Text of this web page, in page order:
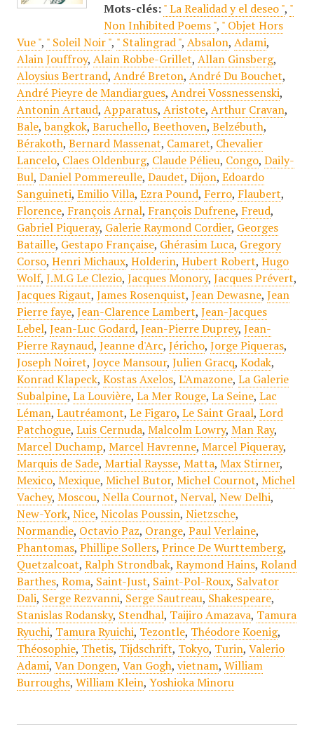
Mots-clés: " La Realidad y el deseo ", "
Non Inhibited Poems ", " Objet Hors
Vue ", " Soleil Noir ", " Stalingrad ", Absalon, Adami,
Alain Jouffroy, Alain Robbe-Grillet, Allan Ginsberg,
Aloysius Bertrand, André Breton, André Du Bouchet,
André Pieyre de Mandiargues, Andrei Vossnessenski,
Antonin Artaud, Apparatus, Aristote, Arthur Cravan,
Bale,bangkok, Baruchello, Beethoven, Belzébuth,
Bérakoth, Bernard Massenat, Camaret, Chevalier
Lancelo, Claes Oldenburg, Claude Pélieu, Congo, Daily-
Bul, Daniel Pommereulle, Daudet, Dijon, Edoardo
Sanguineti, Emilio Villa, Ezra Pound, Ferro, Flaubert,
Florence, François Arnal, François Dufrene, Freud,
Gabriel Piqueray, Galerie Raymond Cordier, Georges
Bataille, Gestapo Française, Ghérasim Luca, Gregory
Corso, Henri Michaux, Holderin, Hubert Robert, Hugo
Wolf, J.M.G Le Clezio, Jacques Monory, Jacques Prévert,
Jacques Rigaut, James Rosenquist, Jean Dewasne, Jean
Pierre faye, Jean-Clarence Lambert, Jean-Jacques
Lebel, Jean-Luc Godard, Jean-Pierre Duprey, Jean-
Pierre Raynaud, Jeanne d'Arc, Jéricho, Jorge Piqueras,
Joseph Noiret, Joyce Mansour, Julien Gracq, Kodak,
Konrad Klapeck, Kostas Axelos, L'Amazone, La Galerie
Subalpine, La Louvière, La Mer Rouge, La Seine, Lac
Léman, Lautréamont, Le Figaro, Le Saint Graal, Lord
Patchogue, Luis Cernuda, Malcolm Lowry, Man Ray,
Marcel Duchamp, Marcel Havrenne, Marcel Piqueray,
Marquis de Sade, Martial Raysse, Matta, Max Stirner,
Mexico, Mexique, Michel Butor, Michel Cournot, Michel
Vachey, Moscou, Nella Cournot, Nerval, New Delhi,
New-York, Nice, Nicolas Poussin, Nietzsche,
Normandie, Octavio Paz, Orange, Paul Verlaine,
Phantomas, Phillipe Sollers, Prince De Wurttemberg,
Quetzalcoat, Ralph Strondbak, Raymond Hains, Roland
Barthes, Roma, Saint-Just, Saint-Pol-Roux, Salvator
Dali, Serge Rezvanni, Serge Sautreau, Shakespeare,
Stanislas Rodansky, Stendhal, Taijiro Amazava, Tamura
Ryuchi, Tamura Ryuichi, Tezontle, Théodore Koenig,
Théosophie, Thetis, Tijdschrift, Tokyo, Turin, Valerio
Adami, Van Dongen, Van Gogh, vietnam, William
Burroughs, William Klein, Yoshioka Minoru